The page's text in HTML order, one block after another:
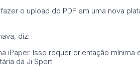
o upload do PDF em uma nova
diz:
iPaper. Isso requer orientação
da Ji Sport